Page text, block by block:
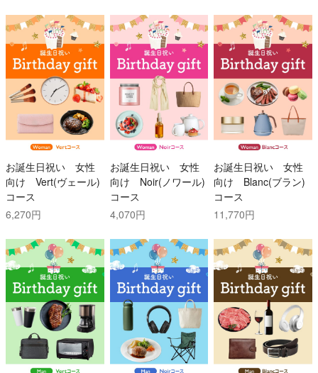
お誕生日祝い 女性
向け Vert(ヴェール)
コース
6,270円
お誕生日祝い 女性
向け Noir(ノワール)
コース
4,070円
お誕生日祝い 女性
向け Blanc(ブラン)
コース
11,770円